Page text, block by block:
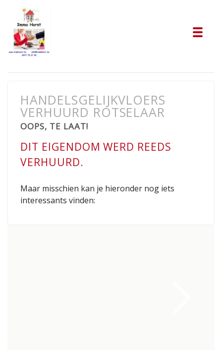
HANDELSGELIJKVLOERS
VERHUURD ROTSELAAR
OOPS, TE LAAT!
DIT EIGENDOM WERD REEDS
VERHUURD.
Maar misschien kan je hieronder nog iets
interessants vinden: